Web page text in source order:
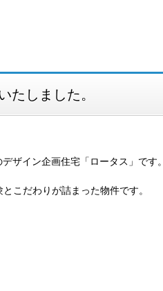
たしました。
ザイン企画住宅「ロータス」です。
こだわりが詰まった物件です。